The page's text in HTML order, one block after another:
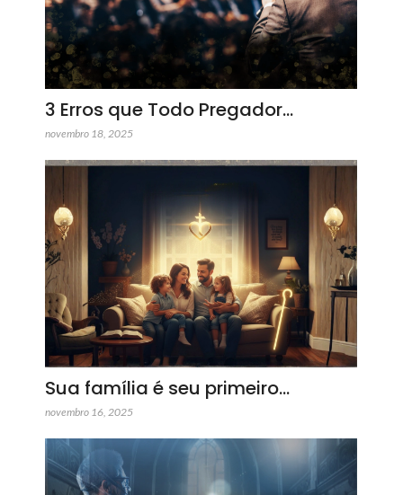
3 Erros que Todo Pregador…
novembro 18, 2025
Sua família é seu primeiro…
novembro 16, 2025